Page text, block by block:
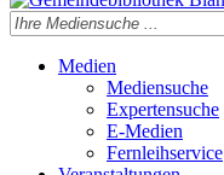
Medien
Mediensuche
Expertensuche
E-Medien
Fernleihservice